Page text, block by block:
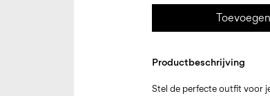
Productbeschrijving
Stel de perfecte outfit voor